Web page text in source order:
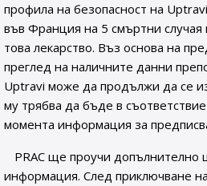
профила на безопасност на
във Франция на 5 смъртни
това лекарство. Въз основа на
преглед на наличните данни
Uptravi може да продължи да се
му трябва да бъде в
момента информация за
PRAC ще проучи допълнително
информация. След приключване